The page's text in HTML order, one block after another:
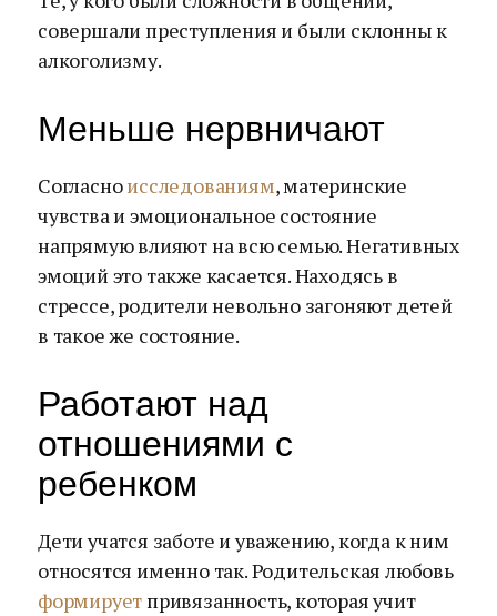
совершали преступления и были склонны к
алкоголизму.
Меньше нервничают
Согласноисследованиям, материнские
чувства и эмоциональное состояние
напрямую влияют на всю семью. Негативных
эмоций это также касается. Находясь в
стрессе, родители невольно загоняют детей
в такое же состояние.
Работают над
отношениями с
ребенком
Дети учатся заботе и уважению, когда к ним
относятся именно так. Родительская любовь
формирует привязанность, которая учит